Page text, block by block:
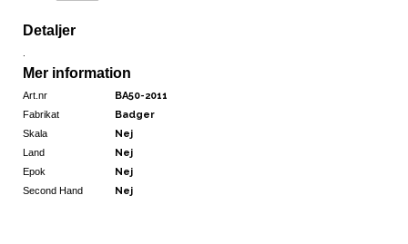
Detaljer
Mer information
Art.nr BA50-2011
Fabrikat Badger
Skala Nej
Land Nej
Epok Nej
Second Hand Nej